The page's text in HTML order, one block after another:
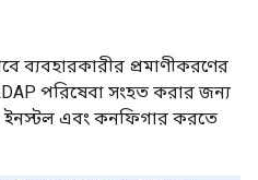
ব্যবহারকারীর প্রমাণীকরণের
পরিষেবা সংহত করার জন্য
ইনস্টল এবং কনফিগার করতে